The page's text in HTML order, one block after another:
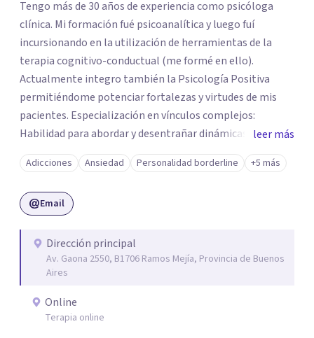
Tengo más de 30 años de experiencia como psicóloga
clínica. Mi formación fué psicoanalítica y luego fuí
incursionando en la utilización de herramientas de la
terapia cognitivo-conductual (me formé en ello).
Actualmente integro también la Psicología Positiva
permitiéndome potenciar fortalezas y virtudes de mis
pacientes. Especialización en vínculos complejos:
Habilidad para abordar y desentrañar dinámicas
complejas en relaciones personales. Técnicas basadas en
evidencia: Uso de enfoques respaldados
científicamenteEmpatía y conexión genuina: Capacidad
para generar un espacio seguro donde los pacientes se
proceso de recuperación.
leer más
Adicciones Ansiedad Personalidad borderline +5 más
Email
Dirección principal
Av. Gaona 2550, B1706 Ramos Mejía, Provincia de Buenos
Aires
Online
Terapia online